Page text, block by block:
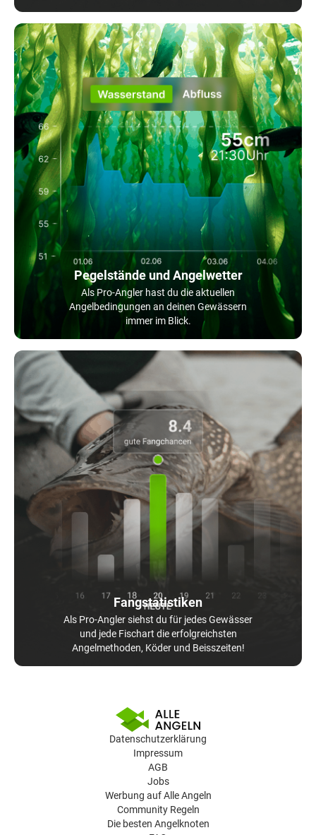
Pegelstände und Angelwetter
Als Pro-Angler hast du die aktuellen
Angelbedingungen an deinen Gewässern
immer im Blick.
Fangstatistiken
Als Pro-Angler siehst du für jedes Gewässer
und jede Fischart die erfolgreichsten
Angelmethoden, Köder und Beisszeiten!
Datenschutzerklärung
Impressum
AGB
Jobs
Werbung auf Alle Angeln
Community Regeln
Die besten Angelknoten